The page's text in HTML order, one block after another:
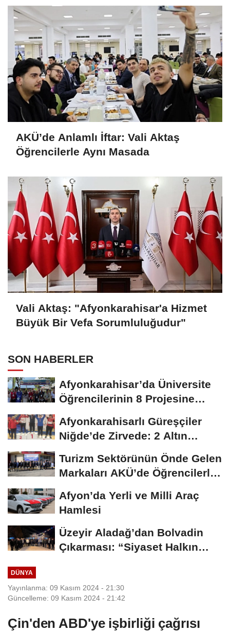
AKÜ’de Anlamlı İftar: Vali Aktaş
Öğrencilerle Aynı Masada
Vali Aktaş: "Afyonkarahisar'a Hizmet
Büyük Bir Vefa Sorumluluğudur"
SON HABERLER
Afyonkarahisar’da Üniversite
Öğrencilerinin 8 Projesine
Afyonkarahisarlı Güreşçiler
Niğde’de Zirvede: 2 Altın
Turizm Sektörünün Önde Gelen
Markaları AKÜ’de Öğrencilerle
Afyon’da Yerli ve Milli Araç
Hamlesi
Üzeyir Aladağ’dan Bolvadin
Çıkarması: “Siyaset Halkın
DÜNYA
Yayınlanma: 09 Kasım 2024 - 21:30
Güncelleme: 09 Kasım 2024 - 21:42
Çin'den ABD'ye işbirliği çağrısı